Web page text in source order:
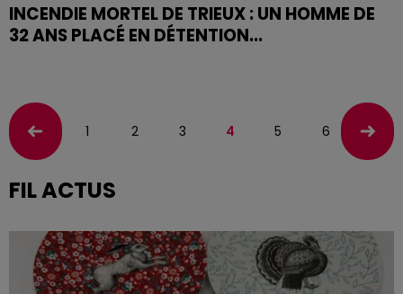
INCENDIE MORTEL DE TRIEUX : UN HOMME DE
32 ANS PLACÉ EN DÉTENTION...
1 2 3 4 5 6 7
FIL ACTUS